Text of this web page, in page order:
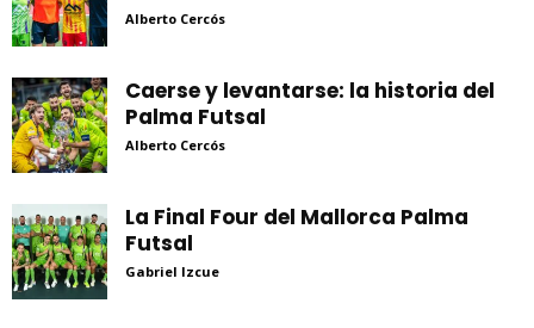
Alberto Cercós
Caerse y levantarse: la historia del
Palma Futsal
Alberto Cercós
La Final Four del Mallorca Palma
Futsal
Gabriel Izcue